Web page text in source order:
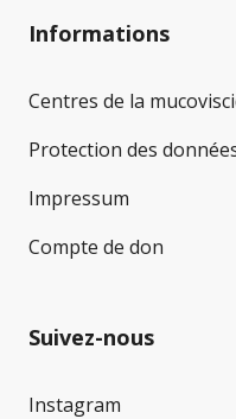
Informations
Centres de la
Protection des
Impressum
Compte de don
Suivez-nous
Instagram